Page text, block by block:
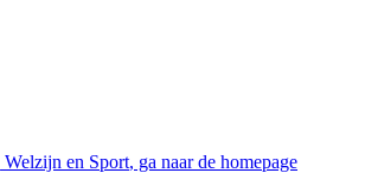
en Sport, ga naar de homepage